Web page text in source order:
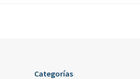
Categorías